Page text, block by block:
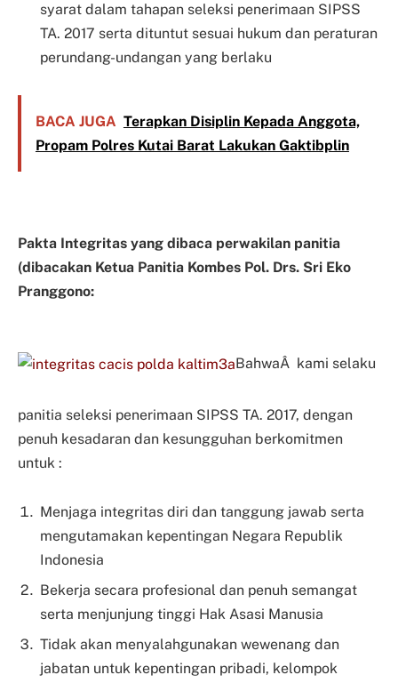
syarat dalam tahapan seleksi penerimaan SIPSS
TA. 2017 serta dituntut sesuai hukum dan peraturan
perundang-undangan yang berlaku
BACA JUGA Terapkan Disiplin Kepada Anggota,
Propam Polres Kutai Barat Lakukan Gaktibplin
Pakta Integritas yang dibaca perwakilan panitia
(dibacakan Ketua Panitia Kombes Pol. Drs. Sri Eko
Pranggono:
BahwaÂ kami selaku
panitia seleksi penerimaan SIPSS TA. 2017, dengan
penuh kesadaran dan kesungguhan berkomitmen
untuk :
Menjaga integritas diri dan tanggung jawab serta
mengutamakan kepentingan Negara Republik
Indonesia
Bekerja secara profesional dan penuh semangat
serta menjunjung tinggi Hak Asasi Manusia
Tidak akan menyalahgunakan wewenang dan
jabatan untuk kepentingan pribadi, kelompok